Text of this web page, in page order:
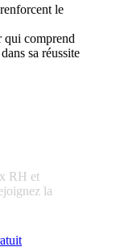
le
qui comprend
sa réussite
RH et
la